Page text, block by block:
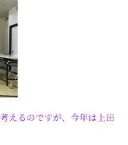
えるのですが、今年は上田